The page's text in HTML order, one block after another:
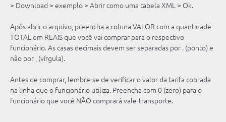
> Download > exemplo > Abrir como uma tabela XML > Ok.
Após abrir o arquivo, preencha a coluna VALOR com a quantidade
TOTAL em REAIS que você vai comprar para o respectivo
funcionário. As casas decimais devem ser separadas por . (ponto) e
não por , (vírgula).
Antes de comprar, lembre-se de verificar o valor da tarifa cobrada
na linha que o funcionário utiliza. Preencha com 0 (zero) para o
funcionário que você NÃO comprará vale-transporte.